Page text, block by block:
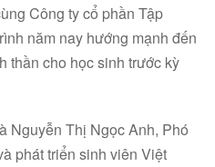
Công ty cổ phần Tập
năm nay hướng mạnh đến
thần cho học sinh trước kỳ
Nguyễn Thị Ngọc Anh, Phó
phát triển sinh viên Việt